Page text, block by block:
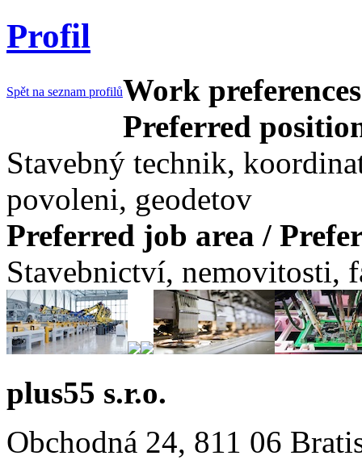
Profil
Spět na seznam profilůWork
Preferred
Stavebný technik,
povoleni, geodetov
Preferred job area /
Stavebnictví, nemovitosti,
plus55 s.r.o.
Obchodná 24, 811 06